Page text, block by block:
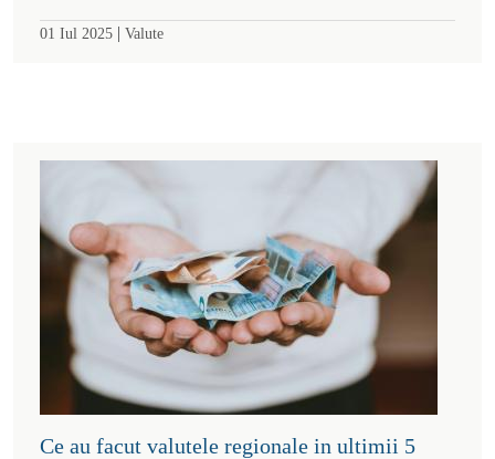
01 Iul 2025 | Valute
Ce au facut valutele regionale in ultimii 5